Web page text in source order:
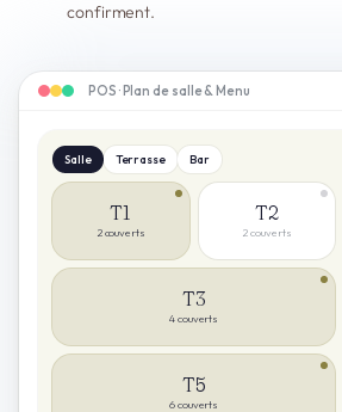
confirment.
POS · Plan de salle & Menu
Salle Terrasse Bar
T1
2 couverts
T2
2 couverts
T3
4couverts
T5
6couverts